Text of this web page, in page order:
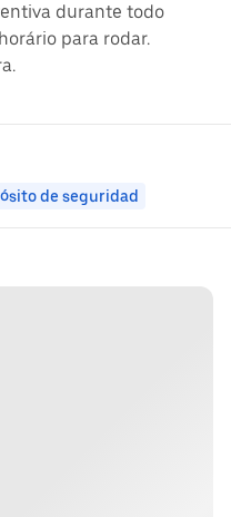
durante todo
para rodar.
de seguridad